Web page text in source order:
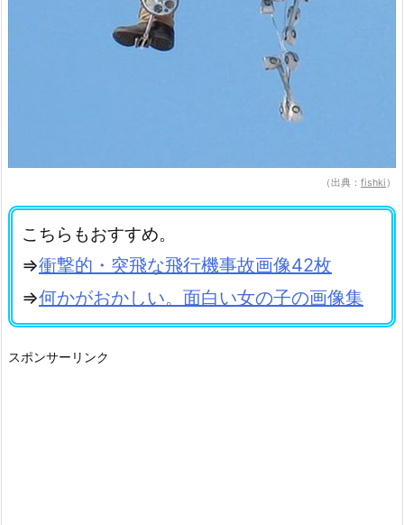
（出典： fishki ）
こちらもおすすめ。
⇒衝撃的・突飛な飛行機事故画像42枚
⇒何かがおかしい。面白い女の子の画像集
スポンサーリンク